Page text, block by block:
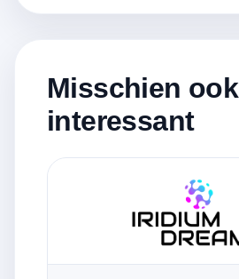
Misschien ook
interessant